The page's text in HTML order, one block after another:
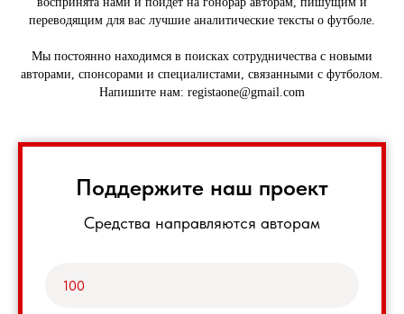
переводящим для вас лучшие аналитические тексты о футболе.
Мы постоянно находимся в поисках сотрудничества с новыми
авторами, спонсорами и специалистами, связанными с футболом.
Напишите нам: registaone@gmail.com
Поддержите наш проект
Средства направляются авторам